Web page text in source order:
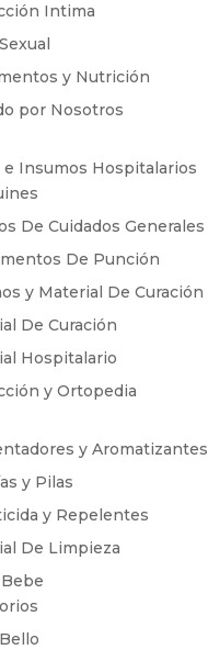
Intima
y Nutrición
por Nosotros
e Insumos Hospitalarios
De Cuidados Generales
De Punción
y Material De Curación
De Curación
Hospitalario
y Ortopedia
y Aromatizantes
y Pilas
y Repelentes
De Limpieza